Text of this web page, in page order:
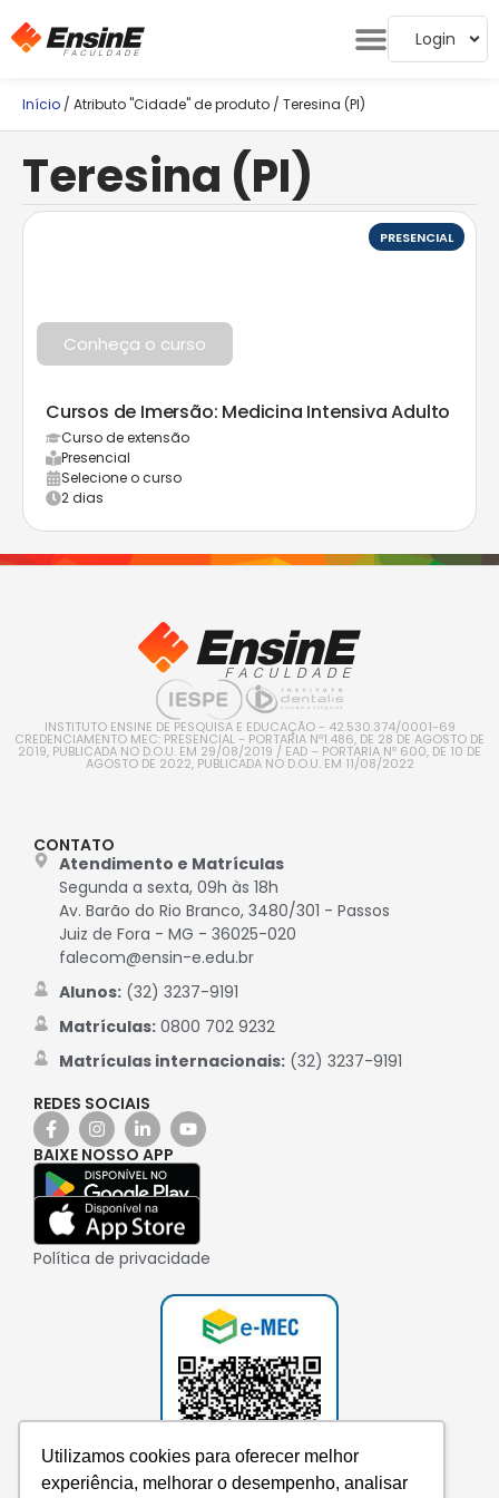
Utilizamos cookies para oferecer melhor
experiência, melhorar o desempenho, analisar
Login
Início / Atributo "Cidade" de produto / Teresina (PI)
Teresina (PI)
Conheça o curso
PRESENCIAL
Cursos de Imersão: Medicina Intensiva Adulto
Curso de extensão
Presencial
Selecione o curso
2 dias
INSTITUTO ENSINE DE PESQUISA E EDUCAÇÃO - 42.530.374/0001-69
CREDENCIAMENTO MEC: PRESENCIAL - PORTARIA Nº1.486, DE 28 DE AGOSTO DE
2019, PUBLICADA NO D.O.U. EM 29/08/2019 / EAD – PORTARIA Nº 600, DE 10 DE
AGOSTO DE 2022, PUBLICADA NO D.O.U. EM 11/08/2022
CONTATO
Atendimento e Matrículas
Segunda a sexta, 09h às 18h
Av. Barão do Rio Branco, 3480/301 - Passos
Juiz de Fora - MG - 36025-020
falecom@ensin-e.edu.br
Alunos:(32) 3237-9191
Matrículas:0800 702 9232
Matrículas internacionais:(32) 3237-9191
REDES SOCIAIS
BAIXE NOSSO APP
Política de privacidade